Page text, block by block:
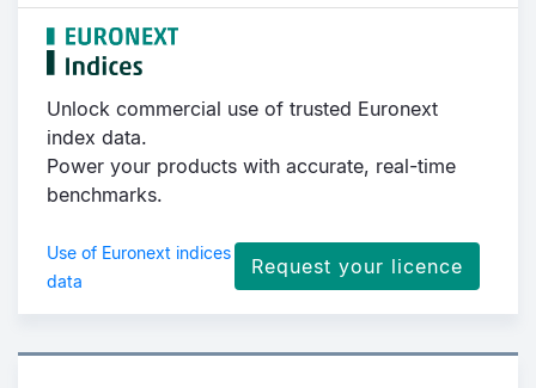
Unlock commercial use of trusted Euronext
index data.
Power your products with accurate, real-time
benchmarks.
Use of Euronext indices
data
Request your licence